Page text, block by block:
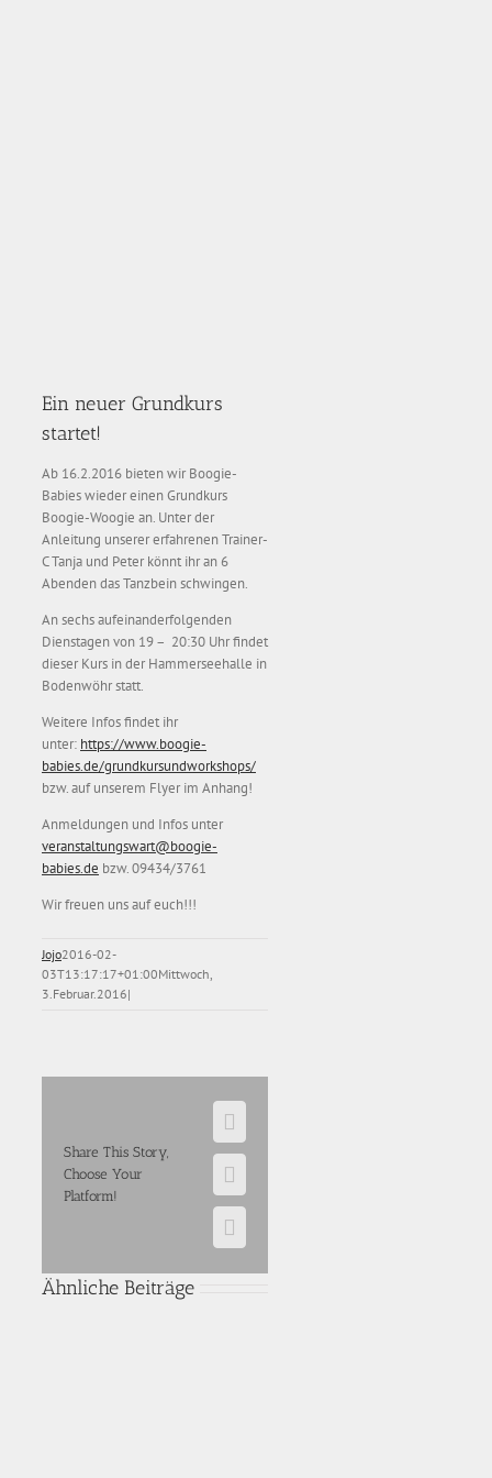
Ein neuer Grundkurs
startet!
Ab 16.2.2016 bieten wir Boogie-
Babies wieder einen Grundkurs
Boogie-Woogie an. Unter der
Anleitung unserer erfahrenen Trainer-
C Tanja und Peter könnt ihr an 6
Abenden das Tanzbein schwingen.
An sechs aufeinanderfolgenden
Dienstagen von 19 – 20:30 Uhr findet
dieser Kurs in der Hammerseehalle in
Bodenwöhr statt.
Weitere Infos findet ihr
unter: https://www.boogie-
babies.de/grundkursundworkshops/
bzw. auf unserem Flyer im Anhang!
Anmeldungen und Infos unter
veranstaltungswart@boogie-
babies.de bzw. 09434/3761
Wir freuen uns auf euch!!!
Jojo2016-02-
03T13:17:17+01:00Mittwoch,
3.Februar.2016|
Share This Story,
Choose Your
Platform!
Facebook
E-
Mail
WhatsApp
Ähnliche Beiträge